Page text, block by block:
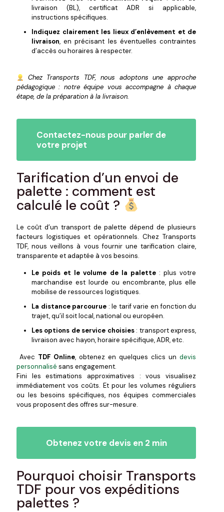
livraison (BL), certificat ADR si applicable,
instructions spécifiques.
Indiquez clairement les lieux d’enlèvement et de
livraison, en précisant les éventuelles contraintes
d’accès ou horaires à respecter.
Chez Transports TDF, nous adoptons une approche
pédagogique : notre équipe vous accompagne à chaque
étape, de la préparation à la livraison.
Contactez-nous pour parler de
votre projet
Tarification d’un envoi de
palette : comment est
calculé le coût ?
Le coût d’un transport de palette dépend de plusieurs
facteurs logistiques et opérationnels. Chez Transports
TDF, nous veillons à vous fournir une tarification claire,
transparente et adaptée à vos besoins.
Le poids et le volume de la palette: plus votre
marchandise est lourde ou encombrante, plus elle
mobilise de ressources logistiques.
La distance parcourue : le tarif varie en fonction du
trajet, qu’il soit local, national ou européen.
Les options de service choisies: transport express,
livraison avec hayon, horaire spécifique, ADR, etc.
Avec TDF Online, obtenez en quelques clics undevis
personnalisé sans engagement.
Fini les estimations approximatives : vous visualisez
immédiatement vos coûts. Et pour les volumes réguliers
ou les besoins spécifiques, nos équipes commerciales
vous proposent des offres sur-mesure.
Obtenez votre devis en 2 min
Pourquoi choisir Transports
TDF pour vos expéditions
palettes ?